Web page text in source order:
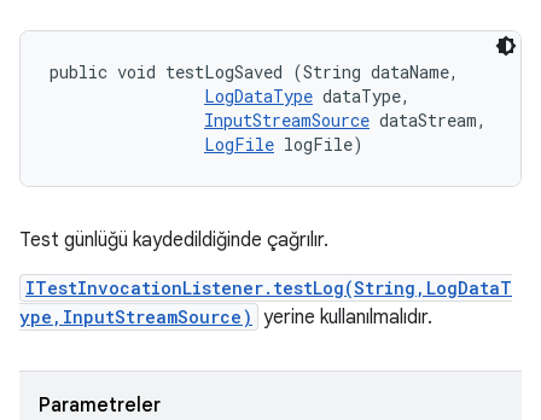
public void testLogSaved (String dataName,
LogDataType dataType,
InputStreamSource dataStream,
LogFile logFile)
Test günlüğü kaydedildiğinde çağrılır.
ITestInvocationListener.testLog(String,LogDataT
ype,InputStreamSource) yerine kullanılmalıdır.
Parametreler